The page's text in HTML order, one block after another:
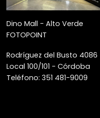
Dino Mall - Alto Verde
FOTOPOINT
Rodríguez del Busto 4086
Local 100/101 - Córdoba
Teléfono: 351 481-9009